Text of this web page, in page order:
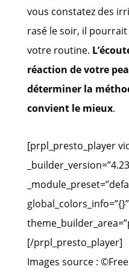
vous constatez des
rasé le soir, il
votre routine.
réaction de votre
déterminer la
convient le mieux.
[prpl_presto_player
global_colors_info=”{}”
[/prpl_presto_player]
Images source :